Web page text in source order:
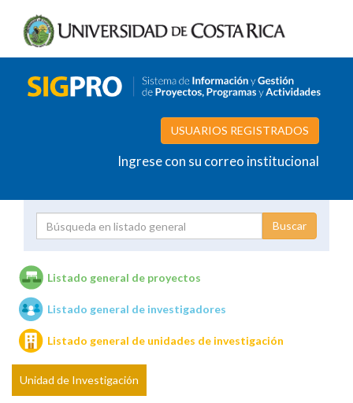
USUARIOS REGISTRADOS
Ingrese con su correo institucional
Unidades de investigación
Listado general de proyectos
Listado general de investigadores
Listado general de unidades de investigación
Unidad de Investigación